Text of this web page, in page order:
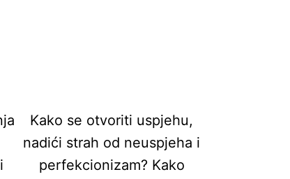
Kako se otvoriti uspjehu,
nadići strah od neuspjeha i
perfekcionizam? Kako